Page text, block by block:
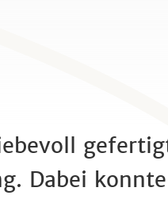
Dabei